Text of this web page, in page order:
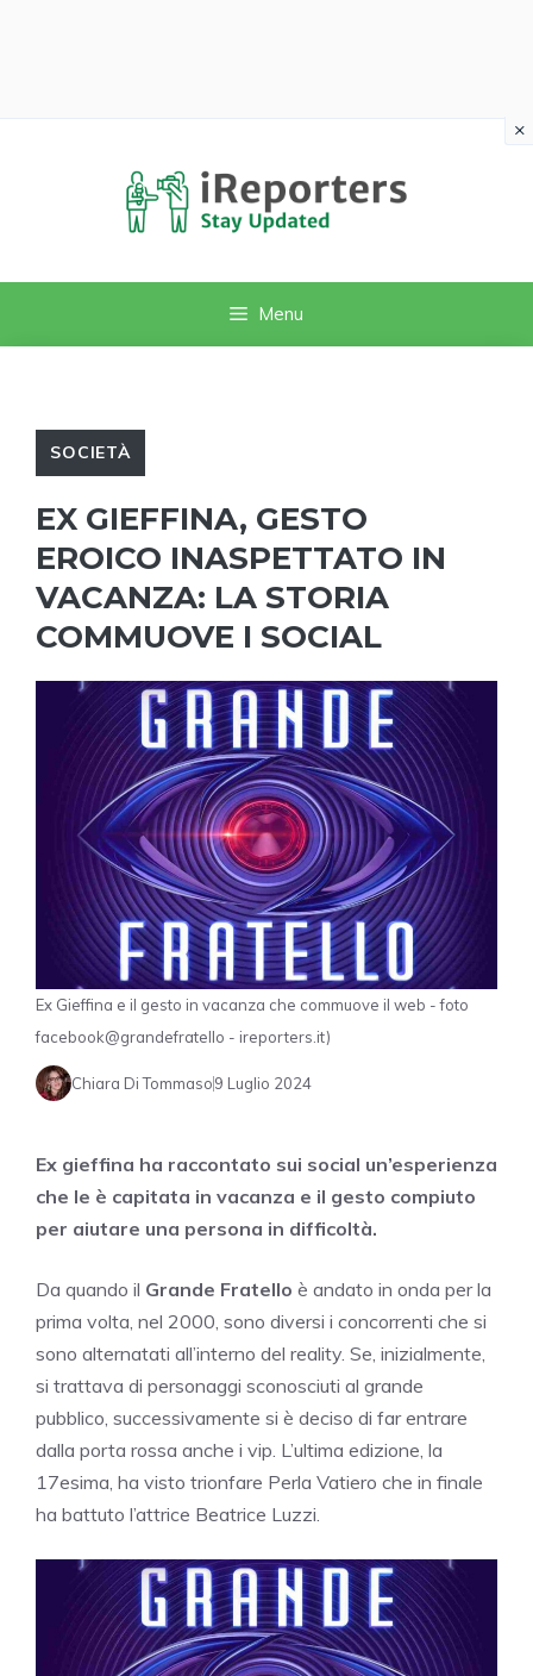
Menu
SOCIETÀ
EX GIEFFINA, GESTO
EROICO INASPETTATO IN
VACANZA: LA STORIA
COMMUOVE I SOCIAL
Ex Gieffina e il gesto in vacanza che commuove il web - foto
facebook@grandefratello - ireporters.it)
Chiara Di Tommaso9 Luglio 2024
Ex gieffina ha raccontato sui social un’esperienza
che le è capitata in vacanza e il gesto compiuto
per aiutare una persona in difficoltà.
Da quando il Grande Fratello è andato in onda per la
prima volta, nel 2000, sono diversi i concorrenti che si
sono alternatati all’interno del reality. Se, inizialmente,
si trattava di personaggi sconosciuti al grande
pubblico, successivamente si è deciso di far entrare
dalla porta rossa anche i vip. L’ultima edizione, la
17esima, ha visto trionfare Perla Vatiero che in finale
ha battuto l’attrice Beatrice Luzzi.
×